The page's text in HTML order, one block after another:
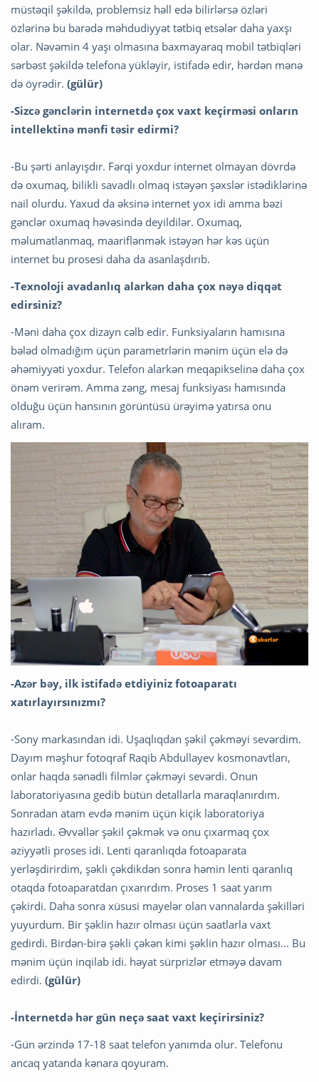
müstəqil şəkildə, problemsiz həll edə bilirlərsə özləri
özlərinə bu barədə məhdudiyyət tətbiq etsələr daha yaxşı
olar. Nəvəmin 4 yaşı olmasına baxmayaraq mobil tətbiqləri
sərbəst şəkildə telefona yükləyir, istifadə edir, hərdən mənə
də öyrədir. (gülür)
-Sizcə gənclərin internetdə çox vaxt keçirməsi onların
intellektinə mənfi təsir edirmi?
-Bu şərti anlayışdır. Fərqi yoxdur internet olmayan dövrdə
də oxumaq, bilikli savadlı olmaq istəyən şəxslər istədiklərinə
nail olurdu. Yaxud da əksinə internet yox idi amma bəzi
gənclər oxumaq həvəsində deyildilər. Oxumaq,
məlumatlanmaq, maariflənmək istəyən hər kəs üçün
internet bu prosesi daha da asanlaşdırıb.
-Texnoloji avadanlıq alarkən daha çox nəyə diqqət
edirsiniz?
-Məni daha çox dizayn cəlb edir. Funksiyaların hamısına
bələd olmadığım üçün parametrlərin mənim üçün elə də
əhəmiyyəti yoxdur. Telefon alarkən meqapikselinə daha çox
önəm verirəm. Amma zəng, mesaj funksiyası hamısında
olduğu üçün hansının görüntüsü ürəyimə yatırsa onu
alıram.
-Azər bəy, ilk istifadə etdiyiniz fotoaparatı
xatırlayırsınızmı?
-Sony markasından idi. Uşaqlıqdan şəkil çəkməyi sevərdim.
Dayım məşhur fotoqraf Raqib Abdullayev kosmonavtları,
onlar haqda sənədli filmlər çəkməyi sevərdi. Onun
laboratoriyasına gedib bütün detallarla maraqlanırdım.
Sonradan atam evdə mənim üçün kiçik laboratoriya
hazırladı. Əvvəllər şəkil çəkmək və onu çıxarmaq çox
əziyyətli proses idi. Lenti qaranlıqda fotoaparata
yerləşdirirdim, şəkli çəkdikdən sonra həmin lenti qaranlıq
otaqda fotoaparatdan çıxarırdım. Proses 1 saat yarım
çəkirdi. Daha sonra xüsusi mayelər olan vannalarda şəkilləri
yuyurdum. Bir şəklin hazır olması üçün saatlarla vaxt
gedirdi. Birdən-birə şəkli çəkən kimi şəklin hazır olması... Bu
mənim üçün inqilab idi. həyat sürprizlər etməyə davam
edirdi. (gülür)
-İnternetdə hər gün neçə saat vaxt keçirirsiniz?
-Gün ərzində 17-18 saat telefon yanımda olur. Telefonu
ancaq yatanda kənara qoyuram.